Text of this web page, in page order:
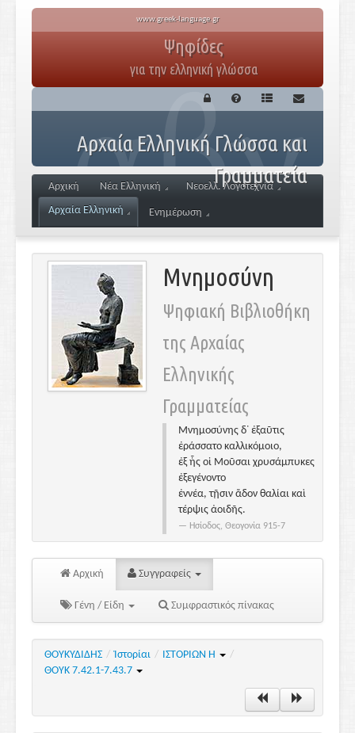
www.greek-language.gr
Ψηφίδες
για την ελληνική γλώσσα
Αρχαία Ελληνική Γλώσσα και
Γραμματεία
Αρχική Νέα Ελληνική
Νεοελλ. Λογοτεχνία
Αρχαία Ελληνική
Ενημέρωση
Μνημοσύνη
Ψηφιακή Βιβλιοθήκη
της Αρχαίας
Ελληνικής
Γραμματείας
Μνημοσύνης δ᾽ ἐξαῦτις
ἐράσσατο καλλικόμοιο,
ἐξ ἧς οἱ Μοῦσαι χρυσάμπυκες
ἐξεγένοντο
ἐννέα, τῇσιν ἅδον θαλίαι καὶ
τέρψις ἀοιδῆς.
Ησίοδος, Θεογονία 915-7
Αρχική Συγγραφείς
Γένη / Είδη Συμφραστικός πίνακας
ΘΟΥΚΥΔΙΔΗΣ / Ἱστορίαι / ΙΣΤΟΡΙΩΝ Η
/
ΘΟΥΚ 7.42.1-7.43.7